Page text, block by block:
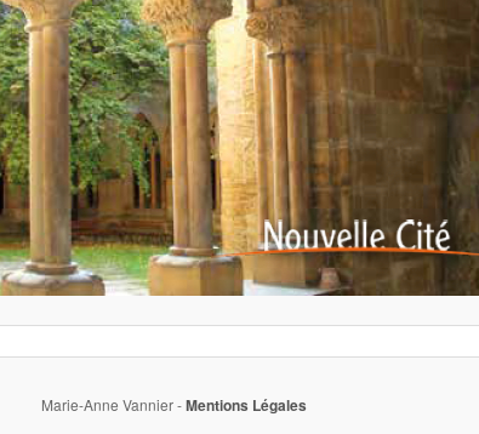
Marie-Anne Vannier -Mentions Légales